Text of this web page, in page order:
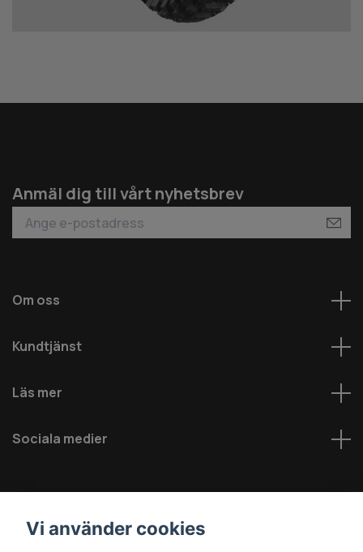
Anmäl dig till vårt nyhetsbrev
Om oss
Kundtjänst
Läs mer
Sociala medier
Vi använder cookies